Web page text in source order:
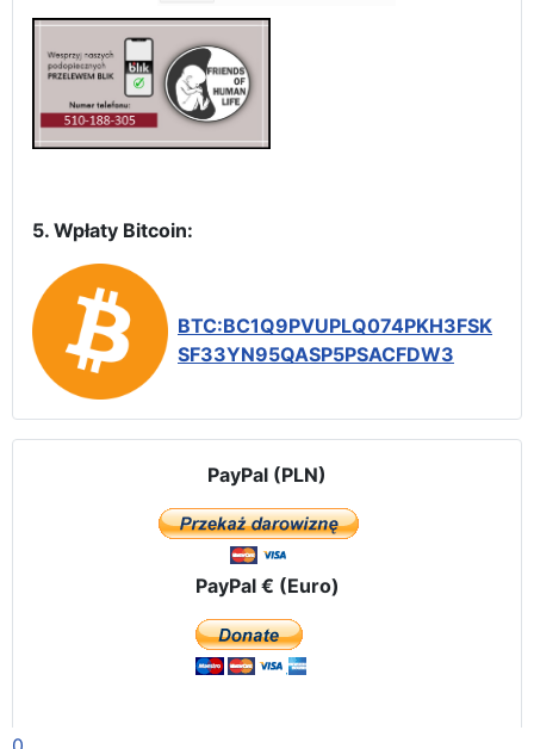
5. Wpłaty Bitcoin:
BTC:BC1Q9PVUPLQ074PKH3FSK
SF33YN95QASP5PSACFDW3
PayPal (PLN)
PayPal € (Euro)